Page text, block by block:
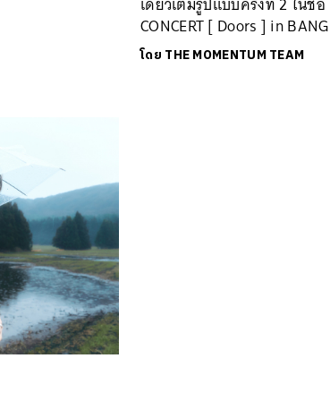
CONCERT [ Doors ] in
โดย THE MOMENTUM TEAM